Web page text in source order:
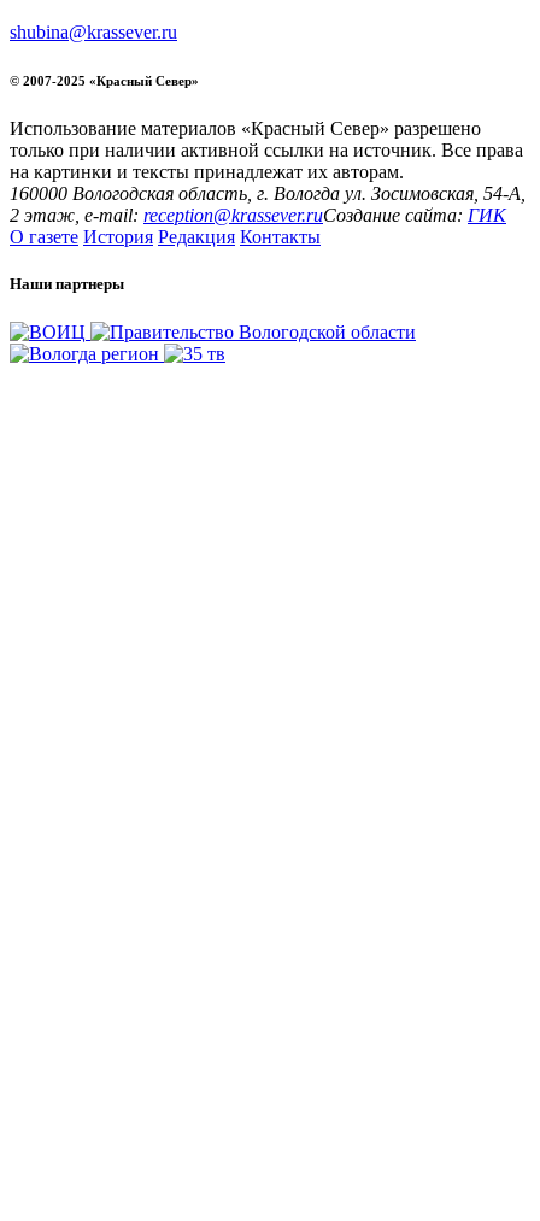
shubina@krassever.ru
© 2007-2025 «Красный Север»
Использование материалов «Красный Север» разрешено
только при наличии активной ссылки на источник. Все права
на картинки и тексты принадлежат их авторам.
160000 Вологодская область, г. Вологда ул. Зосимовская, 54-А,
2 этаж, e-mail: reception@krassever.ruСоздание сайта: ГИК
О газете История Редакция Контакты
Наши партнеры